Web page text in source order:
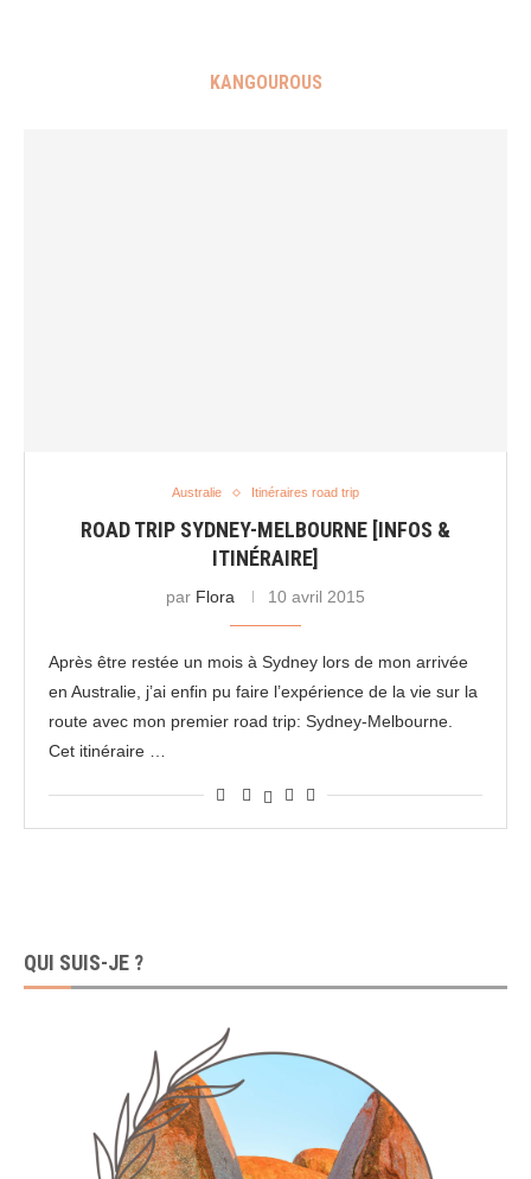
KANGOUROUS
Australie Itinéraires road trip
ROAD TRIP SYDNEY-MELBOURNE [INFOS &
ITINÉRAIRE]
par Flora 10 avril 2015
Après être restée un mois à Sydney lors de mon arrivée
en Australie, j’ai enfin pu faire l’expérience de la vie sur la
route avec mon premier road trip: Sydney-Melbourne.
Cet itinéraire …
QUI SUIS-JE ?